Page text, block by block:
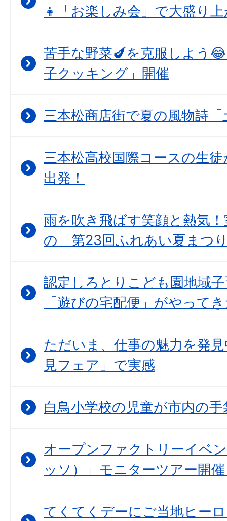
👧「お楽しみ会」で大盛り
苦手な野菜🍆を克服しよう
子クッキング」開催
三本松商店街で夏の風物詩
三本松高校国際コースの生
出発！
雨を吹き飛ばす笑顔と熱気
の「第23回ふれあい夏まつ
認定しろとりこども園地域
「遊びの宅配便」がやって
ただいま、仕事の魅力を発
見フェア」で実感
白鳥小学校の児童が市内の
オープンファクトリーイベ
ッソ）」モニターツアー開
てくてくデーにご当地ヒー